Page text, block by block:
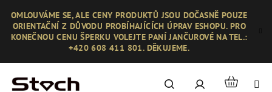
obsah
OMLOUVÁME SE, ALE CENY PRODUKTŮ JSOU DOČASNĚ POUZE
ORIENTAČNÍ Z DŮVODU PROBÍHAJÍCÍCH ÚPRAV ESHOPU. PRO
KONEČNOU CENU ŠPERKU VOLEJTE PANÍ JANČUROVÉ NA TEL.:
+420 608 411 801. DĚKUJEME.
Hledat PřihlášeníNákupní